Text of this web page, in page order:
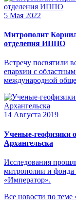
5 Мая 2022
Митрополит
отделения ИППО
Встречу посвятили
епархии с
международной
14 Августа 2019
Ученые-геофизики
Архангельска
Исследования
митрополии и фонда
«Император».
Все новости по теме